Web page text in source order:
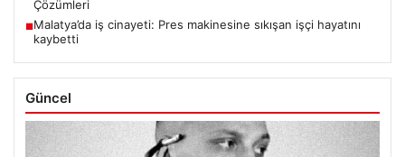
Çözümleri
■Malatya’da iş cinayeti: Pres makinesine sıkışan işçi hayatını
kaybetti
Güncel